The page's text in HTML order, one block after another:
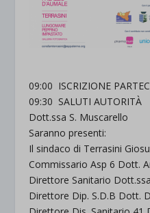
09:00 ISCRIZIONE
09:30 SALUTI AUTORITÀ
Dott.ssa S. Muscarello
Saranno presenti:
Il sindaco di Terrasini
Commissario Asp 6 Dott.
Direttore Sanitario
Direttore Dip. S.D.B Dott.